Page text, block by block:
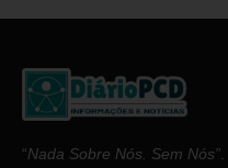
“Nada Sobre Nós. Sem Nós”